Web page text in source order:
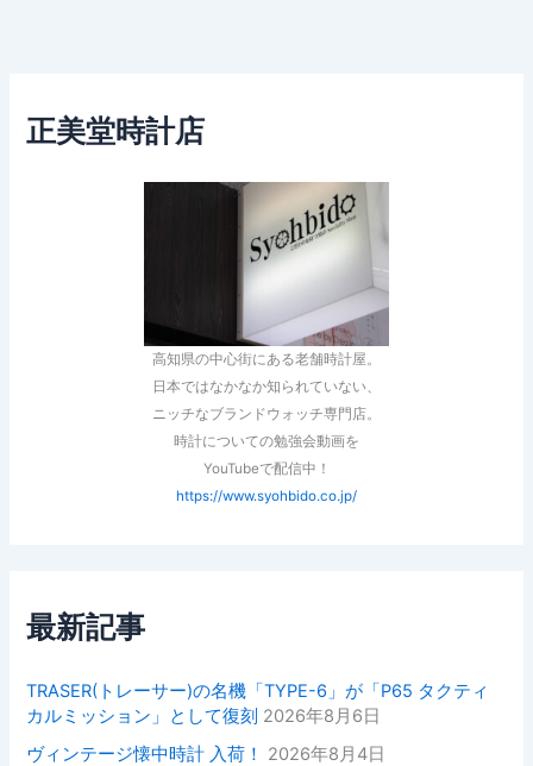
正美堂時計店
高知県の中心街にある老舗時計屋。
日本ではなかなか知られていない、
ニッチなブランドウォッチ専門店。
時計についての勉強会動画を
YouTubeで配信中！
https://www.syohbido.co.jp/
最新記事
TRASER(トレーサー)の名機「TYPE-6」が「P65 タクティ
カルミッション」として復刻 2026年8月6日
ヴィンテージ懐中時計 入荷！
2026年8月4日